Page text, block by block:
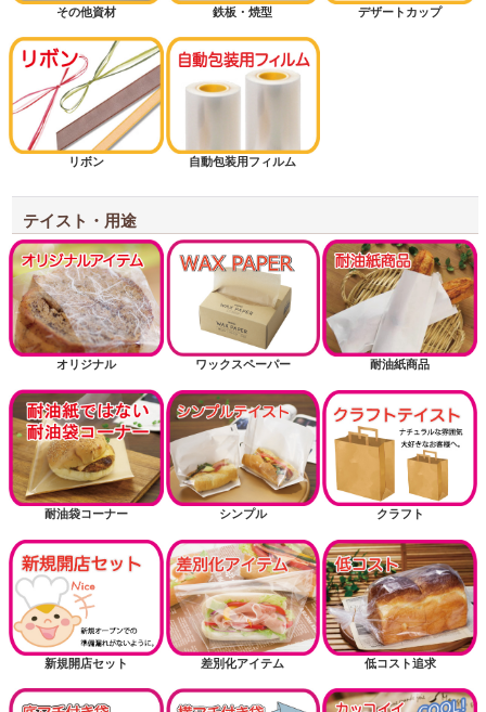
マフィン
半斤用サイズから探す
1斤用サイズから探す
1.5斤用サイズから探す
2斤用サイズから探す
3斤用サイズから探す
掘り出し物
お正月
耐油紙でない耐油袋商品（内面に樹脂フィルム）
送風機関連商品
その他資材 鉄板・焼型 デザートカップ
リボン 自動包装用フィルム
テイスト・用途
オリジナル ワックスペーパー 耐油紙商品
耐油袋コーナー シンプル クラフト
新規開店セット 差別化アイテム 低コスト追求